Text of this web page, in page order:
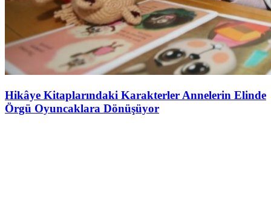
Hikâye Kitaplarındaki Karakterler Annelerin Elinde
Örgü Oyuncaklara Dönüşüyor